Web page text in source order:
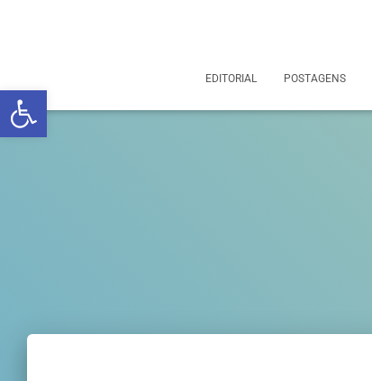
Abrir a barra de ferramentas
EDITORIAL POSTAGENS